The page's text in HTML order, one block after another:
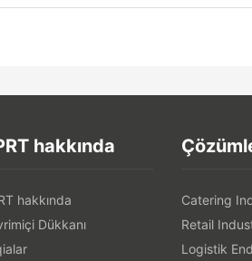
hakkında
hakkında
Dükkanı
Catering
Retail
Logistik